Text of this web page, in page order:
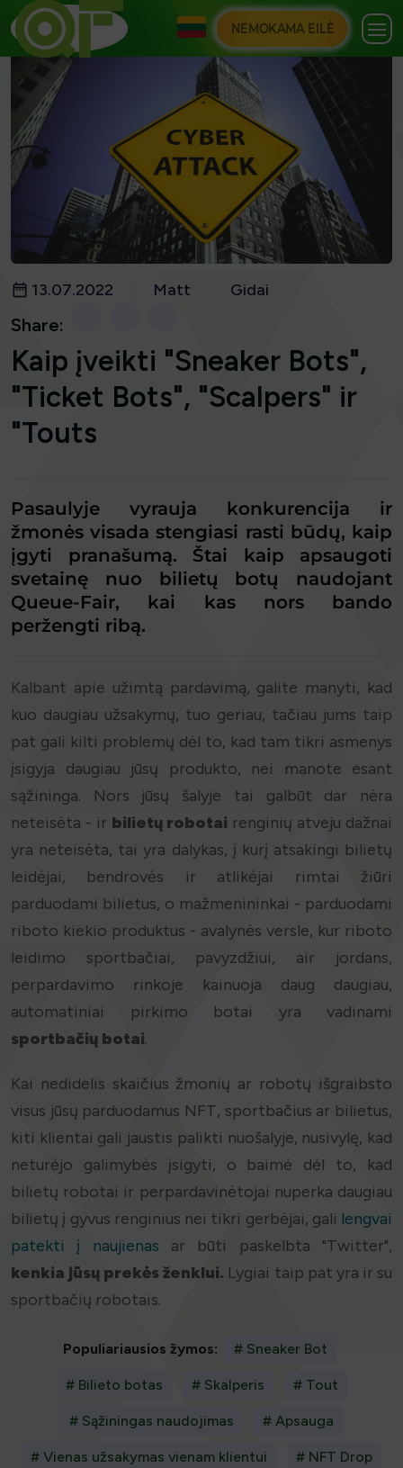
NEMOKAMA EILĖ
13.07.2022 Matt Gidai
Share:
Kaip įveikti "Sneaker Bots",
"Ticket Bots", "Scalpers" ir
"Touts
Pasaulyje vyrauja konkurencija ir
žmonės visada stengiasi rasti būdų, kaip
įgyti pranašumą. Štai kaip apsaugoti
svetainę nuo bilietų botų naudojant
Queue-Fair, kai kas nors bando
peržengti ribą.
Kalbant apie užimtą pardavimą, galite manyti, kad
kuo daugiau užsakymų, tuo geriau, tačiau jums taip
pat gali kilti problemų dėl to, kad tam tikri asmenys
įsigyja daugiau jūsų produkto, nei manote esant
sąžininga. Nors jūsų šalyje tai galbūt dar nėra
neteisėta - ir bilietų robotai renginių atveju dažnai
yra neteisėta, tai yra dalykas, į kurį atsakingi bilietų
leidėjai, bendrovės ir atlikėjai rimtai žiūri
parduodami bilietus, o mažmenininkai - parduodami
riboto kiekio produktus - avalynės versle, kur riboto
leidimo sportbačiai, pavyzdžiui, air jordans,
perpardavimo rinkoje kainuoja daug daugiau,
automatiniai pirkimo botai yra vadinami
sportbačių botai.
Kai nedidelis skaičius žmonių ar robotų išgraibsto
visus jūsų parduodamus NFT, sportbačius ar bilietus,
kiti klientai gali jaustis palikti nuošalyje, nusivylę, kad
neturėjo galimybės įsigyti, o baimė dėl to, kad
bilietų robotai ir perpardavinėtojai nuperka daugiau
bilietų į gyvus renginius nei tikri gerbėjai, gali lengvai
patekti į naujienas ar būti paskelbta "Twitter",
kenkia jūsų prekės ženklui. Lygiai taip pat yra ir su
sportbačių robotais.
Populiariausios žymos: # Sneaker Bot
# Bilieto botas # Skalperis # Tout
# Sąžiningas naudojimas # Apsauga
# Vienas užsakymas vienam klientui # NFT Drop